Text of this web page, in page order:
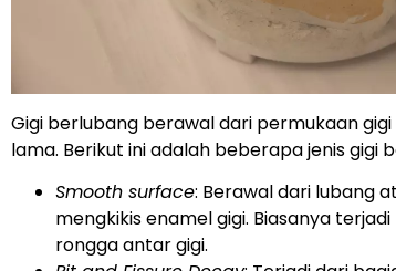
Gigi berlubang berawal dari permukaan
lama. Berikut ini adalah beberapa jenis
Smooth surface: Berawal dari lubang
mengkikis enamel gigi. Biasanya
rongga antar gigi.